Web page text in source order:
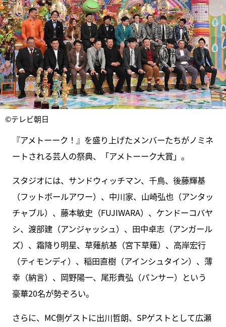
©テレビ朝日
『アメトーーク！』を盛り上げたメンバーたちがノミネ
ートされる芸人の祭典、「アメトーーク大賞」。
スタジオには、サンドウィッチマン、千鳥、後藤輝基
（フットボールアワー）、中川家、山崎弘也（アンタッ
チャブル）、藤本敏史（FUJIWARA）、ケンドーコバヤ
シ、渡部建（アンジャッシュ）、田中卓志（アンガール
ズ）、霜降り明星、草薙航基（宮下草薙）、高岸宏行
（ティモンディ）、稲田直樹（アインシュタイン）、薄
幸（納言）、岡野陽一、尾形貴弘（パンサー）という
豪華20名が勢ぞろい。
さらに、MC側ゲストに出川哲朗、SPゲストとして広瀬